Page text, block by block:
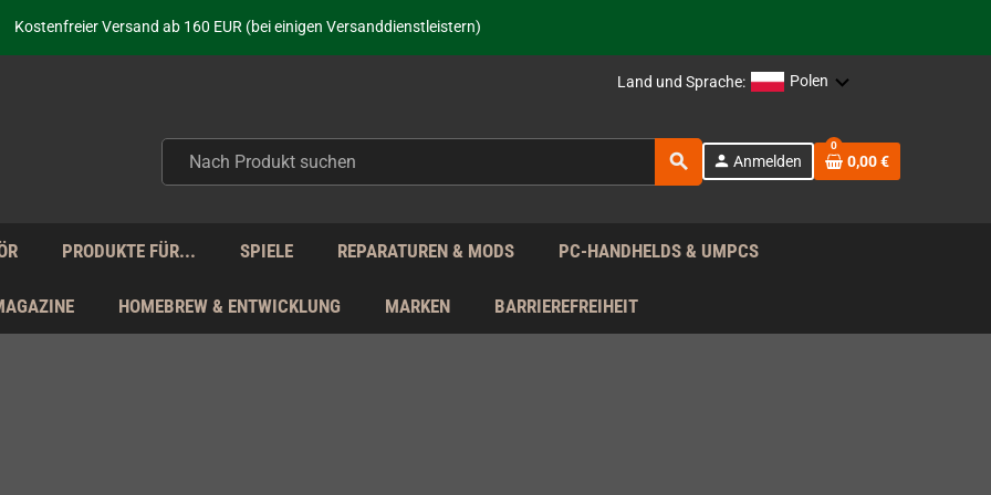
Kostenfreier Versand ab 160 EUR (bei einigen Versanddienstleistern)
Seit über 20 Jahren Deine Anlaufstelle für neue Retro-Hardware!
Täglicher Versand Mo - Fr aus Deutschland - zollfrei innerhalb der EU!
Land und Sprache: Polen
search person Anmelden
0
0,00 €
PRODUKTE FÜR... SPIELE REPARATUREN & MODS PC-HANDHELDS & UMPCS
HOMEBREW & ENTWICKLUNG MARKEN BARRIEREFREIHEIT